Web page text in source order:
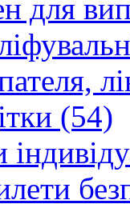
для
(54)